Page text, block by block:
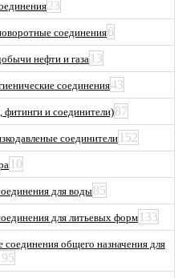
23
соединения6
нефти и газа 13
соединения43
и соединители)87
соединители152
10
для воды85
для литьевых форм133
общего назначения для